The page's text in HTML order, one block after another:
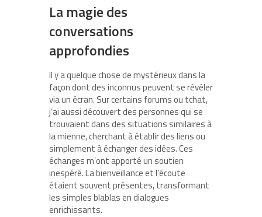
La magie des
conversations
approfondies
Il y a quelque chose de mystérieux dans la
façon dont des inconnus peuvent se révéler
via un écran. Sur certains forums ou tchat,
j’ai aussi découvert des personnes qui se
trouvaient dans des situations similaires à
la mienne, cherchant à établir des liens ou
simplement à échanger des idées. Ces
échanges m’ont apporté un soutien
inespéré. La bienveillance et l’écoute
étaient souvent présentes, transformant
les simples blablas en dialogues
enrichissants.